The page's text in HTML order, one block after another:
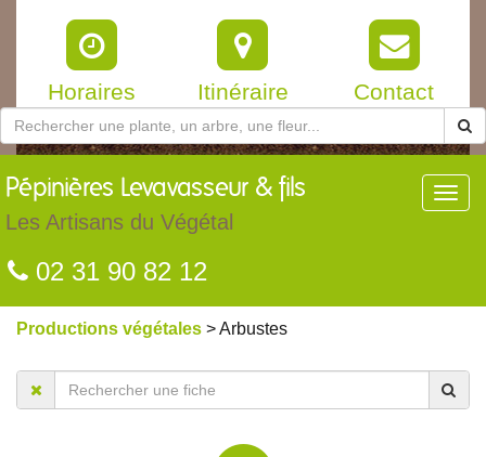
Horaires Itinéraire Contact
Pépinières Levavasseur & fils
Les Artisans du Végétal
02 31 90 82 12
Productions végétales > Arbustes